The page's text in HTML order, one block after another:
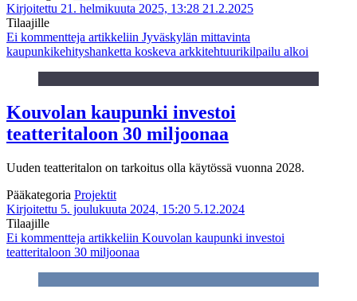
Kirjoitettu 21. helmikuuta 2025, 13:28 21.2.2025
Tilaajille
Ei kommentteja artikkeliin Jyväskylän mittavinta
kaupunkikehityshanketta koskeva arkkitehtuurikilpailu alkoi
Kouvolan kaupunki investoi
teatteritaloon 30 miljoonaa
Uuden teatteritalon on tarkoitus olla käytössä vuonna 2028.
Pääkategoria Projektit
Kirjoitettu 5. joulukuuta 2024, 15:20 5.12.2024
Tilaajille
Ei kommentteja artikkeliin Kouvolan kaupunki investoi
teatteritaloon 30 miljoonaa